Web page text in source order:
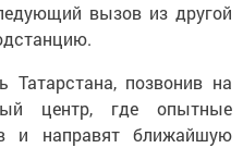
вызов из другой
Татарстана, позвонив на
центр, где опытные
и направят ближайшую